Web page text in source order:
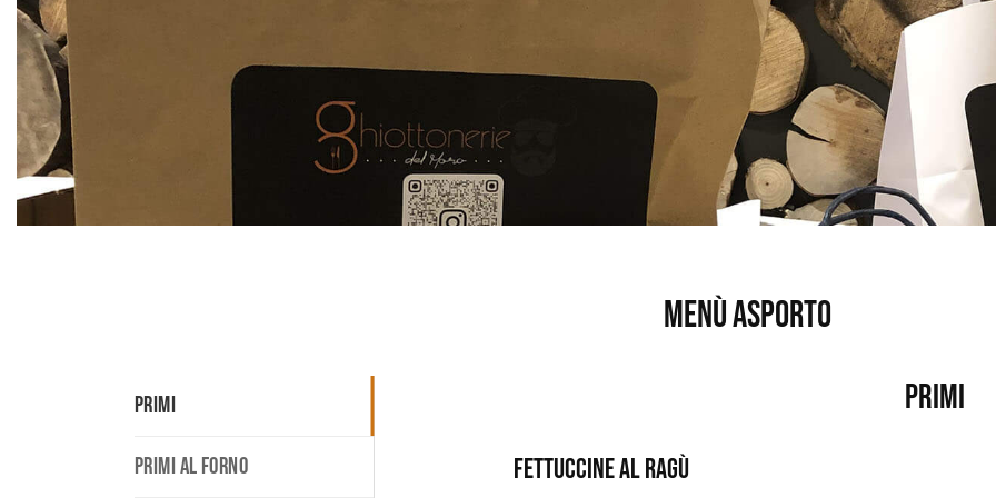
Menù asporto
PRIMI
PRIMI AL FORNO
Primi
Fettuccine al ragù